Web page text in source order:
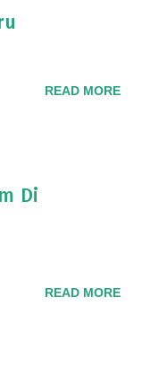
READ MORE
Di
READ MORE